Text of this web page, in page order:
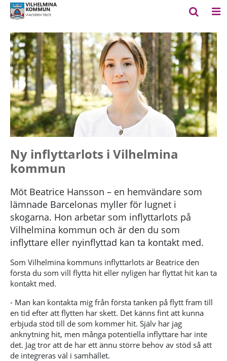
Ny inflyttarlots i Vilhelmina
kommun
Möt Beatrice Hansson – en hemvändare som
lämnade Barcelonas myller för lugnet i
skogarna. Hon arbetar som inflyttarlots på
Vilhelmina kommun och är den du som
inflyttare eller nyinflyttad kan ta kontakt med.
Som Vilhelmina kommuns inflyttarlots är Beatrice den
första du som vill flytta hit eller nyligen har flyttat hit kan ta
kontakt med.
- Man kan kontakta mig från första tanken på flytt fram till
en tid efter att flytten har skett. Det känns fint att kunna
erbjuda stöd till de som kommer hit. Själv har jag
anknytning hit, men många potentiella inflyttare har inte
det. Jag tror att de har ett ännu större behov av stöd så att
de integreras väl i samhället.